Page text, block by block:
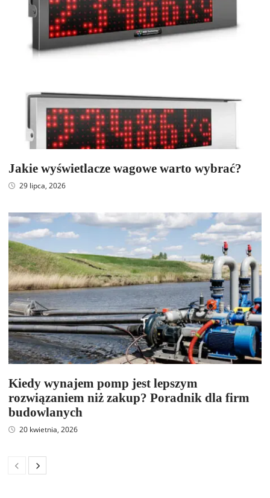
Jakie wyświetlacze wagowe warto wybrać?
29 lipca, 2026
Kiedy wynajem pomp jest lepszym
rozwiązaniem niż zakup? Poradnik dla firm
budowlanych
20 kwietnia, 2026